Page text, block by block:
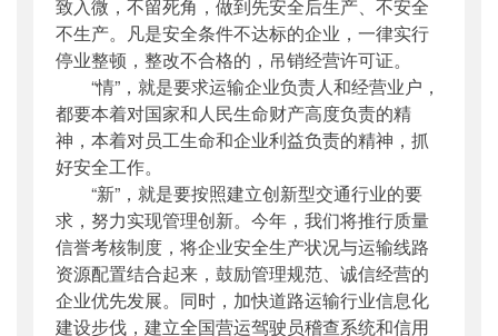
致入微，不留死角，做到先安全后生产、不安全
不生产。凡是安全条件不达标的企业，一律实行
停业整顿，整改不合格的，吊销经营许可证。
“情”，就是要求运输企业负责人和经营业户，
都要本着对国家和人民生命财产高度负责的精
神，本着对员工生命和企业利益负责的精神，抓
好安全工作。
“新”，就是要按照建立创新型交通行业的要
求，努力实现管理创新。今年，我们将推行质量
信誉考核制度，将企业安全生产状况与运输线路
资源配置结合起来，鼓励管理规范、诚信经营的
企业优先发展。同时，加快道路运输行业信息化
建设步伐，建立全国营运驾驶员稽查系统和信用